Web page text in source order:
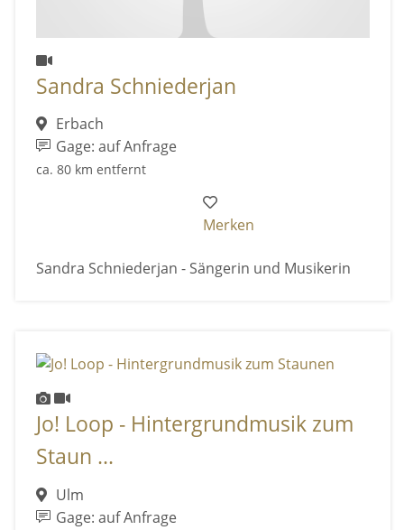
Sandra Schniederjan
Erbach
Gage: auf Anfrage
ca. 80 km entfernt
Merken
Sandra Schniederjan - Sängerin und Musikerin
Jo! Loop - Hintergrundmusik zum
Staun ...
Ulm
Gage: auf Anfrage